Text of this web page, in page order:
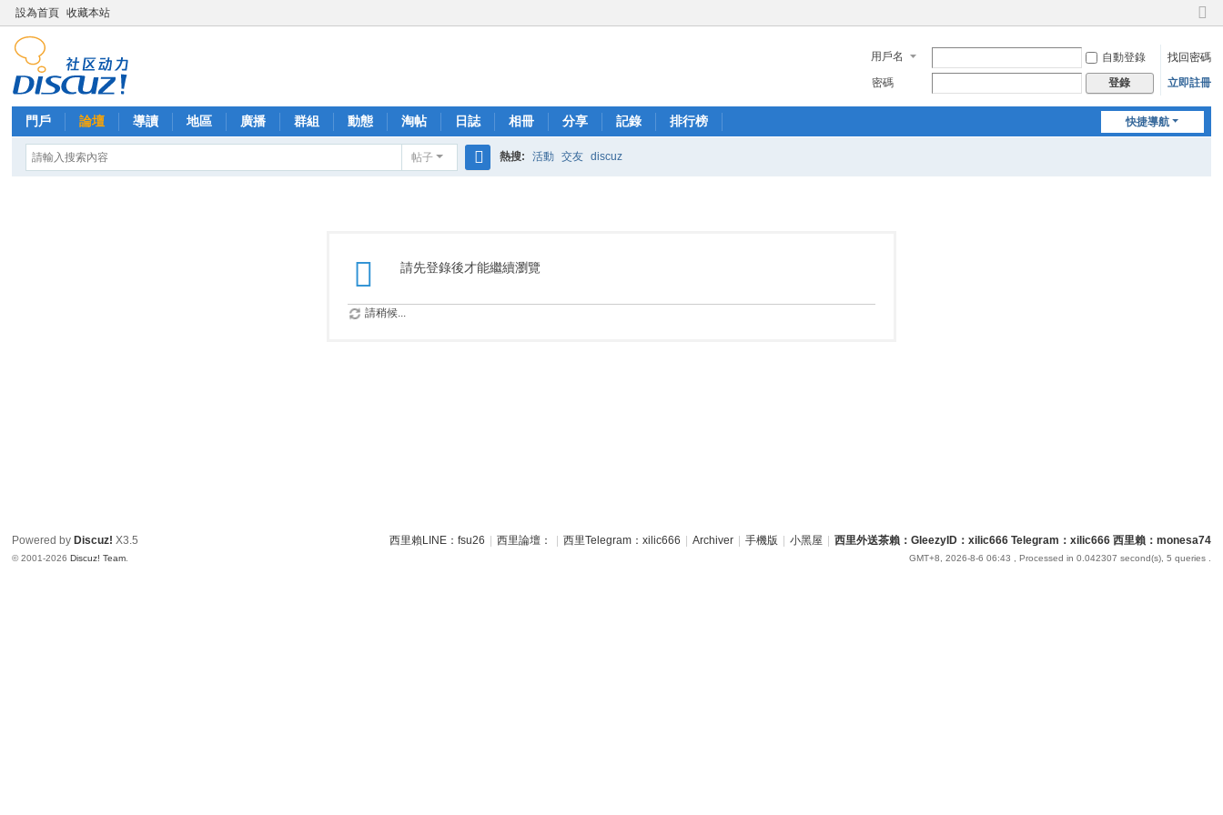
設為首頁 收藏本站
切
到
窄
用戶名 自動登錄
找回密碼
密碼
登錄 立即註冊
快捷導航
門戶 論壇 導讀 地區 廣播 群組 動態 淘帖 日誌 相冊 分享 記錄 排行榜
帖子 熱搜: 活動 交友 discuz
請先登錄後才能繼續瀏覽
請稍候...
西里賴LINE：fsu26 西里論壇： 西里Telegram：xilic666 Archiver 手機版 小黑屋 西里外送茶賴：GleezyID：xilic666 Telegram：xilic666 西里賴：monesa74
GMT+8, 2026-8-6 06:43 , Processed in 0.042307 second(s), 5 queries .
Powered by Discuz! X3.5
© 2001-2026Discuz! Team